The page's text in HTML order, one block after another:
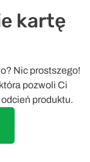
kartę
Nic prostszego!
pozwoli Ci
produktu.